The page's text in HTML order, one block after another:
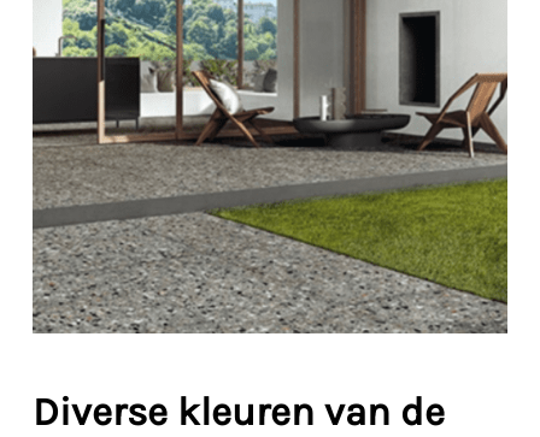
Diverse kleuren van de